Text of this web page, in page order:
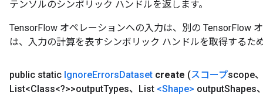
テンソルのシンボリック ハンドルを返します。
TensorFlow オペレーションへの入力は、別の TensorFlow
は、入力の計算を表すシンボリック ハンドルを取得するた
public static IgnoreErrorsDataset create (スコープscope
List<Class<?>>outputTypes、List <Shape> outputShapes